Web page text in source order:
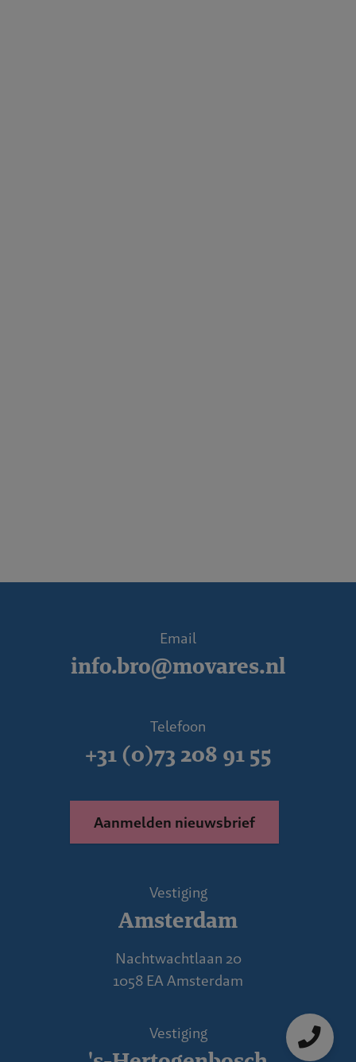
Email
info.bro@movares.nl
Telefoon
+31 (0)73 208 91 55
Aanmelden nieuwsbrief
Vestiging
Amsterdam
Nachtwachtlaan 20
1058 EA Amsterdam
Vestiging